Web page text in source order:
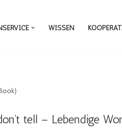
WISSEN
tell – Lebendige